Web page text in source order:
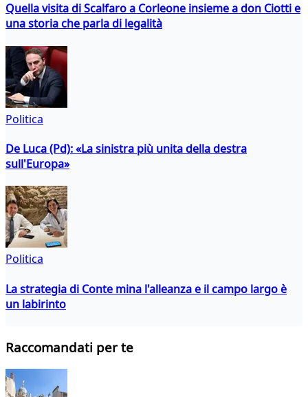
Quella visita di Scalfaro a Corleone insieme a don Ciotti e
una storia che parla di legalità
Politica
De Luca (Pd): «La sinistra più unita della destra
sull'Europa»
Politica
La strategia di Conte mina l'alleanza e il campo largo è
un labirinto
Raccomandati per te